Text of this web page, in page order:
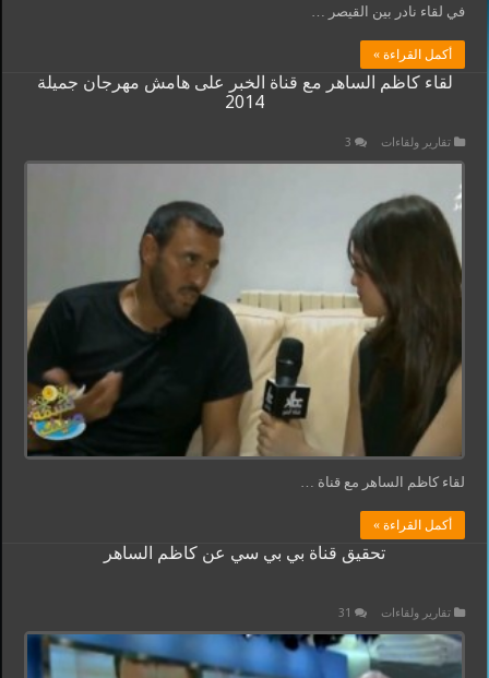
في لقاء نادر بين القيصر …
أكمل القراءة »
لقاء كاظم الساهر مع قناة الخبر على هامش مهرجان جميلة
2014
تقارير ولقاءات 3
لقاء كاظم الساهر مع قناة …
أكمل القراءة »
تحقيق قناة بي بي سي عن كاظم الساهر
تقارير ولقاءات 31